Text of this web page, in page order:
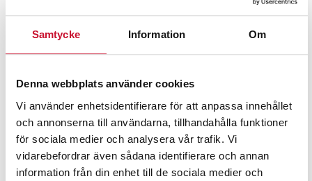
Samtycke Information Om
Denna webbplats använder cookies
Vi använder enhetsidentifierare för att anpassa innehållet
och annonserna till användarna, tillhandahålla funktioner
för sociala medier och analysera vår trafik. Vi
vidarebefordrar även sådana identifierare och annan
information från din enhet till de sociala medier och
utv. 1/4″, 3/8″, 1/2″
86.00kr–110.00kr
Exkl. moms
inv. 1/4″, 3/8″, 1/2″
88.00kr–96.00kr Exkl.
moms